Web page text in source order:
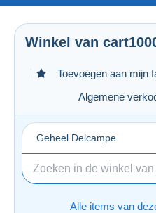
Winkel van
Toevoegen aan mijn
Algemene
Geheel Delcampe
Alle items van